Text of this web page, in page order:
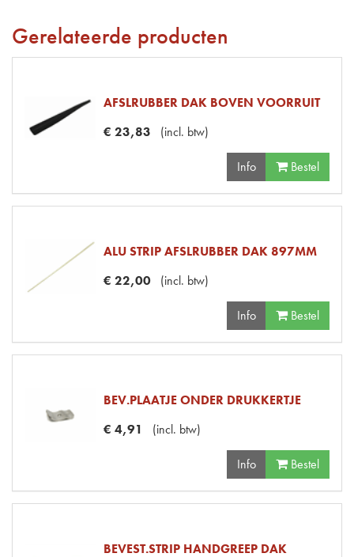
Gerelateerde producten
AFSLRUBBER DAK BOVEN VOORRUIT
€ 23,83 (incl. btw)
Info Bestel
ALU STRIP AFSLRUBBER DAK 897MM
€ 22,00 (incl. btw)
Info Bestel
BEV.PLAATJE ONDER DRUKKERTJE
€ 4,91 (incl. btw)
Info Bestel
BEVEST.STRIP HANDGREEP DAK